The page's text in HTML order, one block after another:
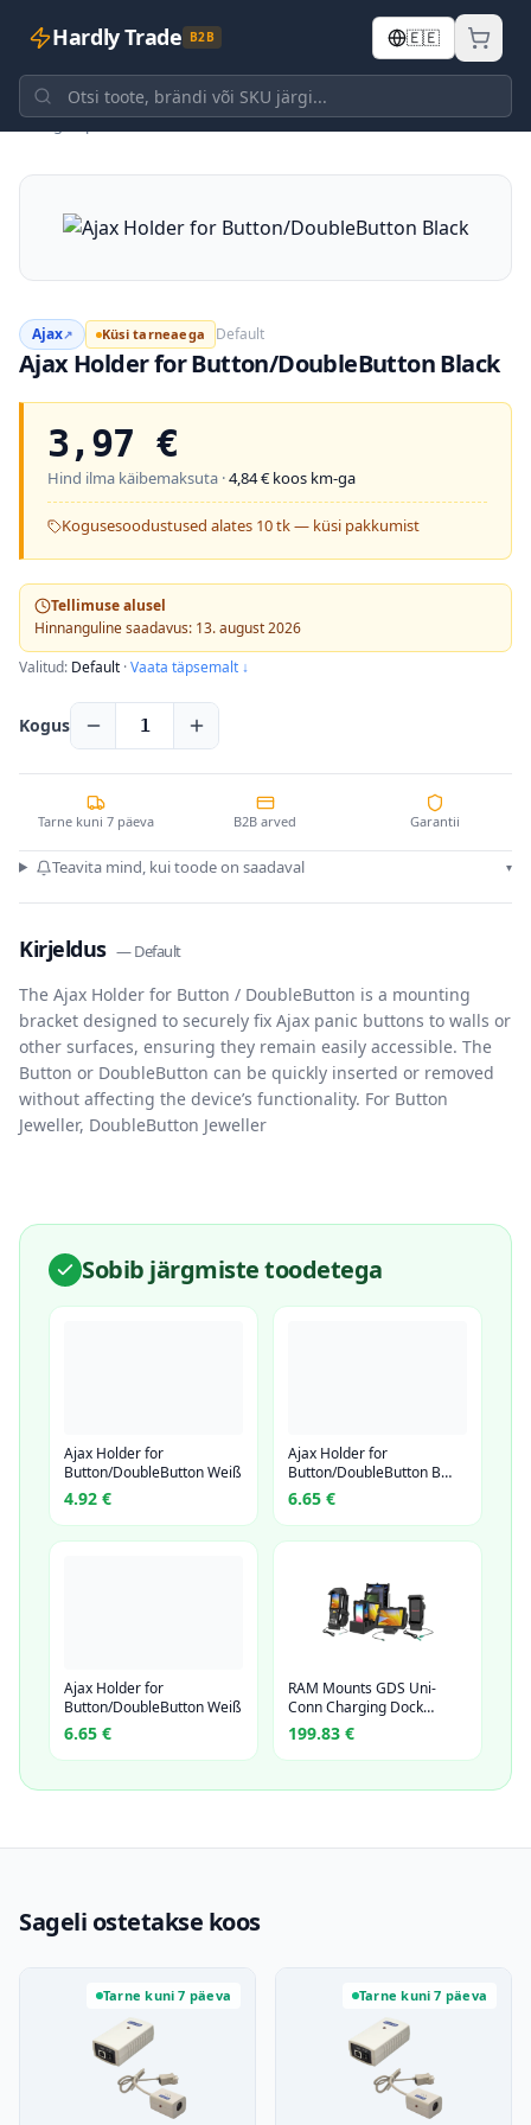
Hardly Trade B2B 🇪🇪
Tagasi poodi
Ajax↗ Küsi tarneaega Default
Ajax Holder for Button/DoubleButton Black
3,97 €
Hind ilma käibemaksuta ·4,84€ koos km-ga
Kogusesoodustused alates 10 tk — küsi pakkumist
Tellimuse alusel
Hinnanguline saadavus: 13. august 2026
Valitud: Default ·Vaata täpsemalt ↓
Kogus 1
Tarne kuni 7 päeva B2B arved Garantii
Teavita mind, kui toode on saadaval ▾
Kirjeldus —Default
The Ajax Holder for Button / DoubleButton is a mounting
bracket designed to securely fix Ajax panic buttons to walls or
other surfaces, ensuring they remain easily accessible. The
Button or DoubleButton can be quickly inserted or removed
without affecting the device’s functionality. For Button
Jeweller, DoubleButton Jeweller
Sobib järgmiste toodetega
Ajax Holder for
Button/DoubleButton Weiß
4.92 €
Ajax Holder for
Button/DoubleButton B…
6.65 €
Ajax Holder for
Button/DoubleButton Weiß
6.65 €
RAM Mounts GDS Uni-
Conn Charging Dock…
199.83 €
Sageli ostetakse koos
Tarne kuni 7 päeva Tarne kuni 7 päeva